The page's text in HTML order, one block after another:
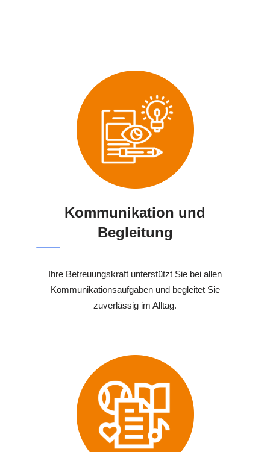
Kommunikation und
Begleitung
Ihre Betreuungskraft unterstützt Sie bei allen
Kommunikationsaufgaben und begleitet Sie
zuverlässig im Alltag.